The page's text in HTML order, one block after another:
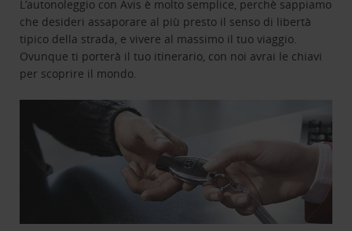
L’autonoleggio con Avis è molto semplice, perchè sappiamo
che desideri assaporare al più presto il senso di libertà
tipico della strada, e vivere al massimo il tuo viaggio.
Ovunque ti porterà il tuo itinerario, con noi avrai le chiavi
per scoprire il mondo.